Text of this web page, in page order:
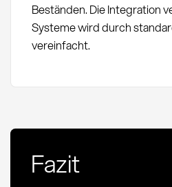
Beständen. Die Integration
Systeme wird durch
vereinfacht.
Fazit